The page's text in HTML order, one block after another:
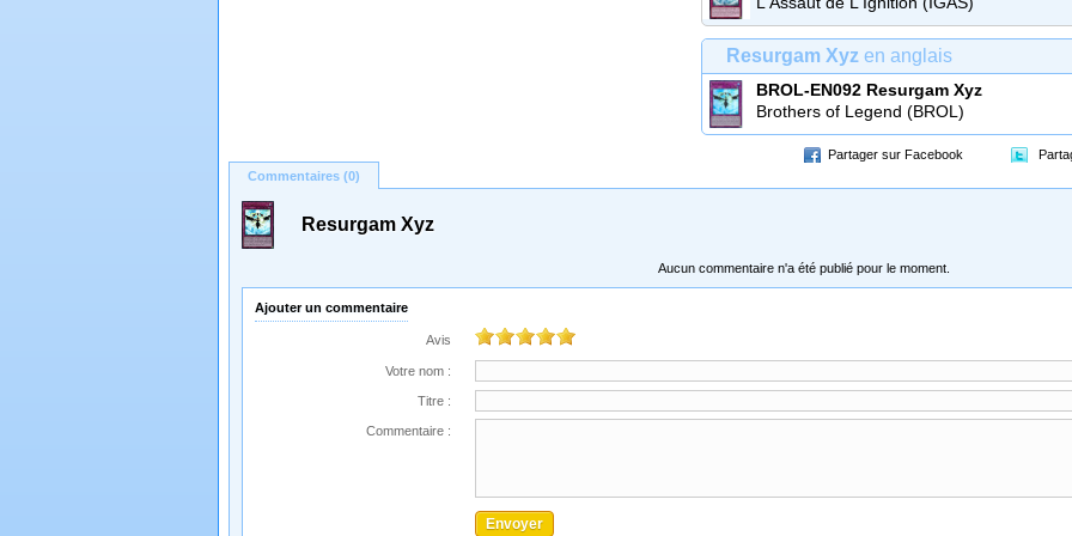
Resurgam Xyzen anglais
BROL-EN092 Resurgam Xyz
Brothers of Legend (BROL)
Partager sur Facebook
Commentaires (0)
Resurgam Xyz
Aucun commentaire n'a été publié pour le moment.
Ajouter un commentaire
Avis
Votre nom :
Titre :
Commentaire :